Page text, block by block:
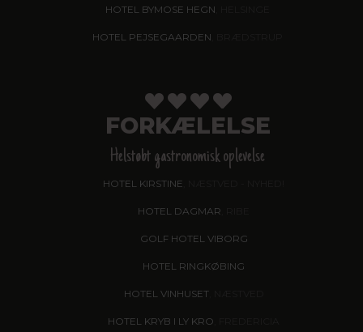
HOTEL BYMOSE HEGN
HOTEL PEJSEGAARDEN
FORKÆLELSE
Helstøbt gastronomisk oplevelse
HOTEL KIRSTINE
HOTEL DAGMAR
GOLF HOTEL VIBORG
HOTEL RINGKØBING
HOTEL VINHUSET, NÆSTVED
HOTEL KRYB I LY KRO